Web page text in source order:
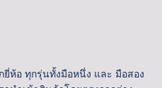
กยี่ห้อ ทุกรุ่นทั้งมือหนึ่ง และ มือสอง